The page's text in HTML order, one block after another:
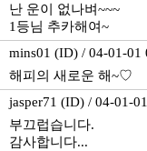
난 운이 없나벼~~~
1등님 추카해여~
mins01 (ID) / 04-01-01
해피의 새로운 해~♡
jasper71 (ID) / 04-01-
부끄럽습니다.
감사합니다...